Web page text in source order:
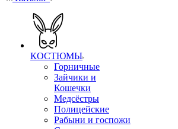
КОСТЮМЫ
Горничные
Зайчики и
Кошечки
Медсёстры
Полицейские
Рабыни и госпожи